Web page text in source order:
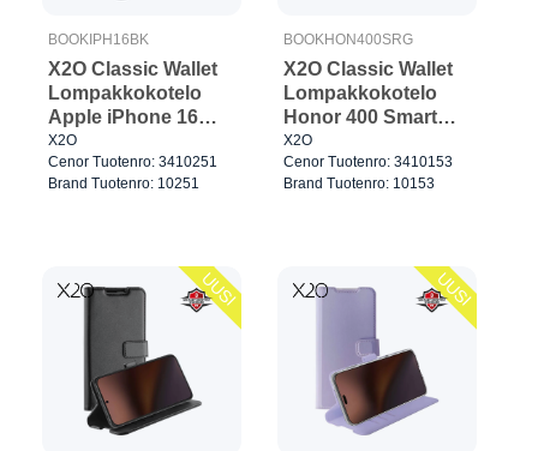
BOOKIPH16BK
X2O Classic Wallet
Lompakkokotelo
Apple iPhone 16
Musta
X2O
Cenor Tuotenro: 3410251
Brand Tuotenro: 10251
BOOKHON400SRG
X2O Classic Wallet
Lompakkokotelo
Honor 400 Smart
Rose Gold
X2O
Cenor Tuotenro: 3410153
Brand Tuotenro: 10153
UUSI UUSI